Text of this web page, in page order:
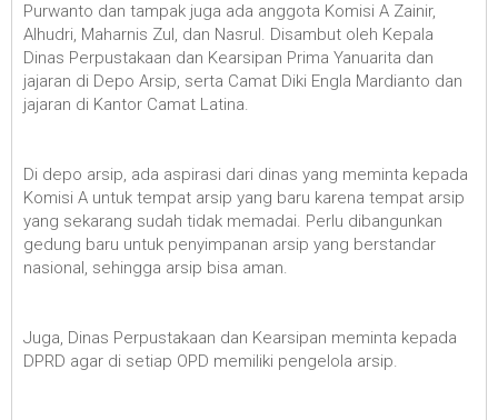
Purwanto dan tampak juga ada anggota Komisi A Zainir,
Alhudri, Maharnis Zul, dan Nasrul. Disambut oleh Kepala
Dinas Perpustakaan dan Kearsipan Prima Yanuarita dan
jajaran di Depo Arsip, serta Camat Diki Engla Mardianto dan
jajaran di Kantor Camat Latina.
Di depo arsip, ada aspirasi dari dinas yang meminta kepada
Komisi A untuk tempat arsip yang baru karena tempat arsip
yang sekarang sudah tidak memadai. Perlu dibangunkan
gedung baru untuk penyimpanan arsip yang berstandar
nasional, sehingga arsip bisa aman.
Juga, Dinas Perpustakaan dan Kearsipan meminta kepada
DPRD agar di setiap OPD memiliki pengelola arsip.